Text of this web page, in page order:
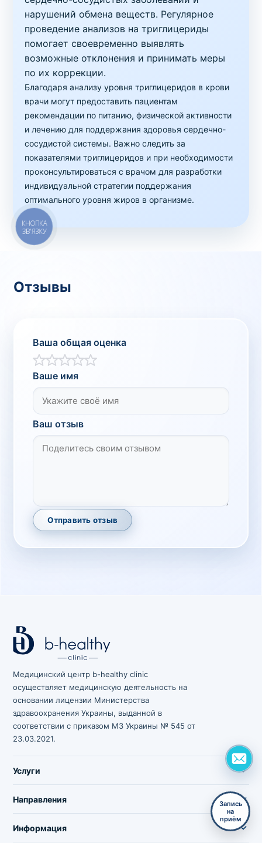
нарушений обмена веществ. Регулярное
проведение анализов на триглицериды
помогает своевременно выявлять
возможные отклонения и принимать меры
по их коррекции.
Благодаря анализу уровня триглицеридов в крови
врачи могут предоставить пациентам
рекомендации по питанию, физической активности
и лечению для поддержания здоровья сердечно-
сосудистой системы. Важно следить за
показателями триглицеридов и при необходимости
проконсультироваться с врачом для разработки
индивидуальной стратегии поддержания
оптимального уровня жиров в организме.
Отзывы
Ваша общая оценка
Ваше имя
Ваш отзыв
Отправить отзыв
Медицинский центр b-healthy clinic
осуществляет медицинскую деятельность на
основании лицензии Министерства
здравоохранения Украины, выданной в
соответствии с приказом МЗ Украины № 545 от
23.03.2021.
Услуги
Направления
Информация
Запись
на
приём